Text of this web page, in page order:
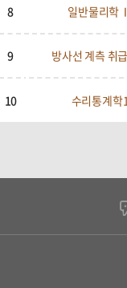
8 일반물리학
9 방사선 계측 취
10 수리통계학